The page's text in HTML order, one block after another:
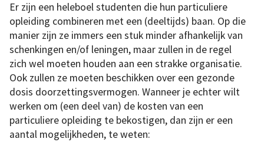
Er zijn een heleboel studenten die hun particuliere
opleiding combineren met een (deeltijds) baan. Op die
manier zijn ze immers een stuk minder afhankelijk van
schenkingen en/of leningen, maar zullen in de regel
zich wel moeten houden aan een strakke organisatie.
Ook zullen ze moeten beschikken over een gezonde
dosis doorzettingsvermogen. Wanneer je echter wilt
werken om (een deel van) de kosten van een
particuliere opleiding te bekostigen, dan zijn er een
aantal mogelijkheden, te weten: